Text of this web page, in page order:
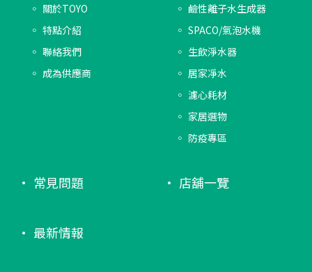
關於TOYO
特點介紹
聯絡我們
成為供應商
鹼性離子水生成器
SPACO/氣泡水機
生飲淨水器
居家凈水
濾心耗材
家居選物
防疫專區
常見問題 店舖一覽
最新情報